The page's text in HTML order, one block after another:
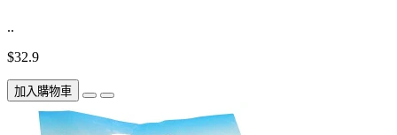
..
$32.9
加入購物車